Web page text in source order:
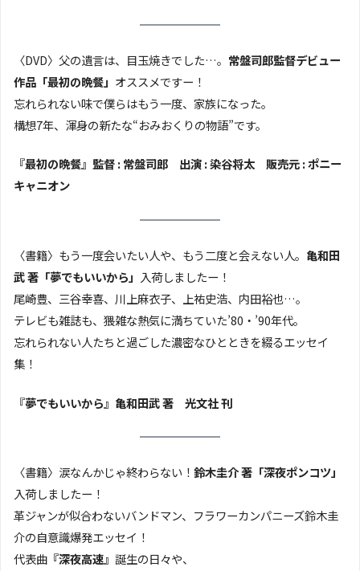
〈DVD〉父の遺言は、目玉焼きでした…。 常盤司郎監督デビュー
作品「最初の晩餐」 オススメですー！
忘れられない味で僕らはもう一度、家族になった。
構想7年、渾身の新たな“おみおくりの物語”です。
『最初の晩餐』監督 : 常盤司郎 出演 : 染谷将太 販売元 : ポニー
キャニオン
〈書籍〉もう一度会いたい人や、もう二度と会えない人。 亀和田
武 著「夢でもいいから」 入荷しましたー！
尾崎豊、三谷幸喜、川上麻衣子、上祐史浩、内田裕也…。
テレビも雑誌も、猥雑な熱気に満ちていた’80・’90年代。
忘れられない人たちと過ごした濃密なひとときを綴るエッセイ
集！
『夢でもいいから』亀和田武 著 光文社 刊
〈書籍〉涙なんかじゃ終わらない！ 鈴木圭介 著「深夜ポンコツ」
入荷しましたー！
革ジャンが似合わないバンドマン、フラワーカンパニーズ鈴木圭
介の自意識爆発エッセイ！
代表曲 『深夜高速』 誕生の日々や、